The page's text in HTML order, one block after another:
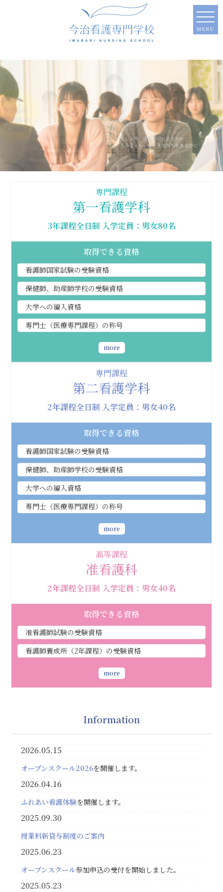
MENU
専門課程
第一看護学科
3年課程全日制 入学定員：男女80名
取得できる資格
看護師国家試験の受験資格
保健師、助産師学校の受験資格
大学への編入資格
専門士（医療専門課程）の称号
more
専門課程
第二看護学科
2年課程全日制 入学定員：男女40名
取得できる資格
看護師国家試験の受験資格
保健師、助産師学校の受験資格
大学への編入資格
専門士（医療専門課程）の称号
more
高等課程
准看護科
2年課程全日制 入学定員：男女40名
取得できる資格
准看護師試験の受験資格
看護師養成所（2年課程）の受験資格
more
Information
2026.05.15
オープンスクール2026を開催します。
2026.04.16
ふれあい看護体験を開催します。
2025.09.30
授業料新貸与制度のご案内
2025.06.23
オープンスクール参加申込の受付を開始しました。
2025.05.23